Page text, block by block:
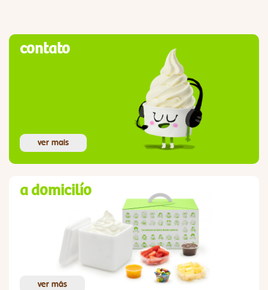
contato
ver mais
a domicilío
ver más